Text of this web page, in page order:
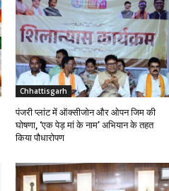
Chhattisgarh
पंजरी प्लांट में ऑक्सीजोन और ओपन जिम की
घोषणा, ‘एक पेड़ मां के नाम’ अभियान के तहत
किया पौधारोपण